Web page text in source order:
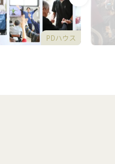
PDハウス